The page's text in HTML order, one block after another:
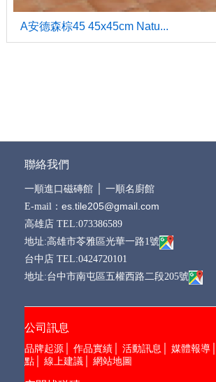
A安德森棕45 45x45cm Natu...
聯絡我們
一順進口磁磚館│ 一順名廚館
E-mail： es.tile205@gmail.com
高雄店 TEL:073386589
地址:高雄市苓雅區光華一路1號
台中店 TEL:0424720101
地址:台中市南屯區五權西路二段205號
公司訊息
品牌起源│ 作品實績│ 活動訊息 媒體報導│
點│ 線上建議│ 網站地圖